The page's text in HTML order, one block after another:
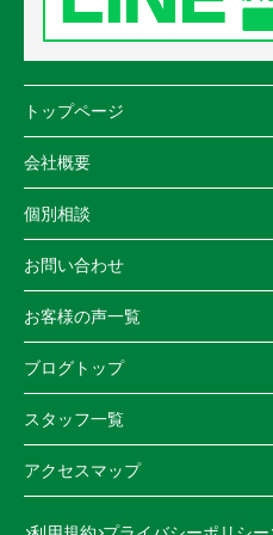
トップページ
会社概要
個別相談
お問い合わせ
お客様の声一覧
ブログトップ
スタッフ一覧
アクセスマップ